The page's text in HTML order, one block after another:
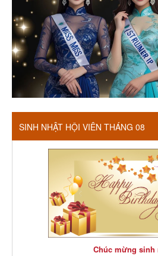
SINH NHẬT HỘI VIÊN THÁNG 08
Chúc mừng sinh